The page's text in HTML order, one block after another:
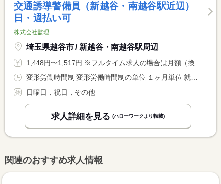
交通誘導警備員（新越谷・南越谷駅近辺）
日・週払い可
株式会社監理
埼玉県越谷市 / 新越谷・南越谷駅周辺
1,448円〜1,517円 ※フルタイム求人の場合は月額（換算額）、パート求人の場合は時間額を表示しています。
日曜日，祝日，その他
求人詳細を見る (ハローワークより転載)
関連のおすすめ求人情報